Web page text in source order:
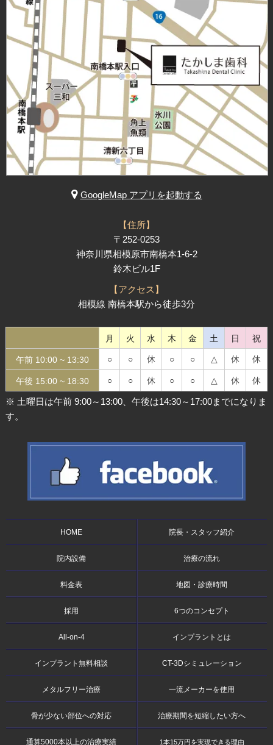
GoogleMap アプリを起動する
【住所】
〒252-0253
神奈川県相模原市南橋本1-6-2
鈴木ビル1F
【アクセス】
相模線 南橋本駅から徒歩3分
月 火 水 木 金 土 日 祝
午前 10:00 ~ 13:30 ○ ○ 休 ○ ○ △ 休 休
午後 15:00 ~ 18:30 ○ ○ 休 ○ ○ △ 休 休
※ 土曜日は午前 9:00～13:00、午後は14:30～17:00までになりま
す。
HOME 院長・スタッフ紹介
院内設備 治療の流れ
料金表 地図・診療時間
採用 6つのコンセプト
All-on-4 インプラントとは
インプラント無料相談 CT-3Dシミュレーション
メタルフリー治療 一流メーカーを使用
骨が少ない部位への対応 治療期間を短縮したい方へ
通算5000本以上の治療実績 1本15万円を実現できる理由